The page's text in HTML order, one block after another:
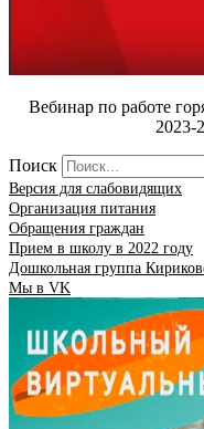
Вебинар по работе
2023-
Поиск
Версия для слабовидящих
Организация питания
Обращения граждан
Прием в школу в 2022 году
Дошкольная группа
Мы в VK